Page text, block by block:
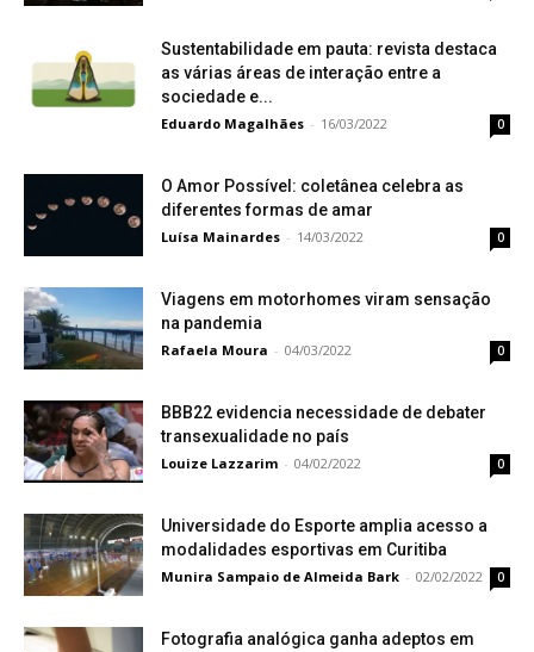
Sustentabilidade em pauta: revista destaca
as várias áreas de interação entre a
sociedade e...
Eduardo Magalhães - 16/03/2022 0
O Amor Possível: coletânea celebra as
diferentes formas de amar
Luísa Mainardes - 14/03/2022 0
Viagens em motorhomes viram sensação
na pandemia
Rafaela Moura - 04/03/2022 0
BBB22 evidencia necessidade de debater
transexualidade no país
Louize Lazzarim - 04/02/2022 0
Universidade do Esporte amplia acesso a
modalidades esportivas em Curitiba
Munira Sampaio de Almeida Bark - 02/02/2022 0
Fotografia analógica ganha adeptos em